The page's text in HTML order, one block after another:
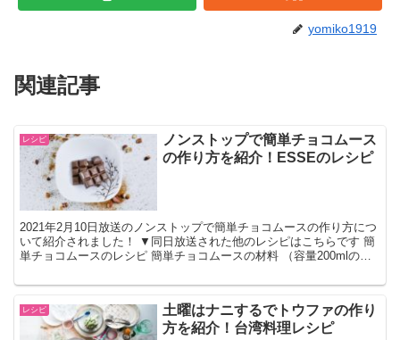
yomiko1919
関連記事
レシピ
ノンストップで簡単チョコムース
の作り方を紹介！ESSEのレシピ
2021年2月10日放送のノンストップで簡単チョコムースの作り方につ
いて紹介されました！ ▼同日放送された他のレシピはこちらです 簡
単チョコムースのレシピ 簡単チョコムースの材料 （容量200mlのグ
レシピ
土曜はナニするでトウファの作り
方を紹介！台湾料理レシピ